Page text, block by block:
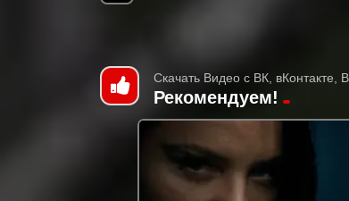
Скачать Видео с ВК, вКонтакте,
Рекомендуем!